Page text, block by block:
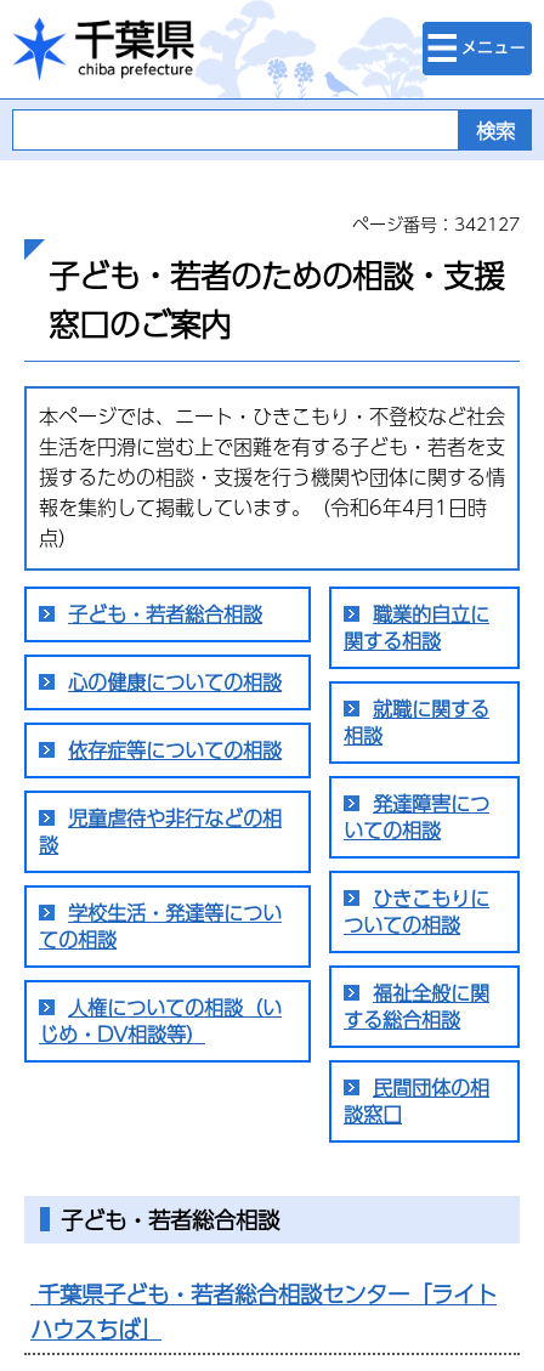
千葉県
検索・メニュ
ー
ページ番号：342127
子ども・若者のための相談・支援
窓口のご案内
本ページでは、ニート・ひきこもり・不登校など社会
生活を円滑に営む上で困難を有する子ども・若者を支
援するための相談・支援を行う機関や団体に関する情
報を集約して掲載しています。（令和6年4月1日時
点）
子ども・若者総合相談
心の健康についての相談
依存症等についての相談
児童虐待や非行などの相
談
学校生活・発達等につい
ての相談
人権についての相談（い
じめ・DV相談等）
職業的自立に
関する相談
就職に関する
相談
発達障害につ
いての相談
ひきこもりに
ついての相談
福祉全般に関
する総合相談
民間団体の相
談窓口
子ども・若者総合相談
千葉県子ども・若者総合相談センター「ライト
ハウスちば」